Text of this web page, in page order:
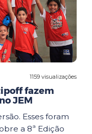
1159 visualizações
fazem
JEM
Esses foram
a 8ª Edição